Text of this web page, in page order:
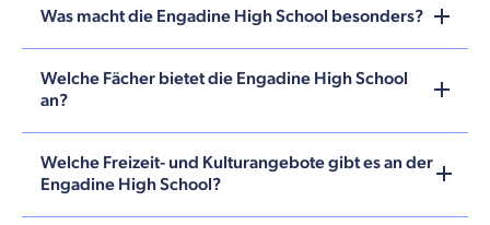
Was macht die Engadine High School besonders?
Welche Fächer bietet die Engadine High School
an?
Welche Freizeit- und Kulturangebote gibt es an der
Engadine High School?